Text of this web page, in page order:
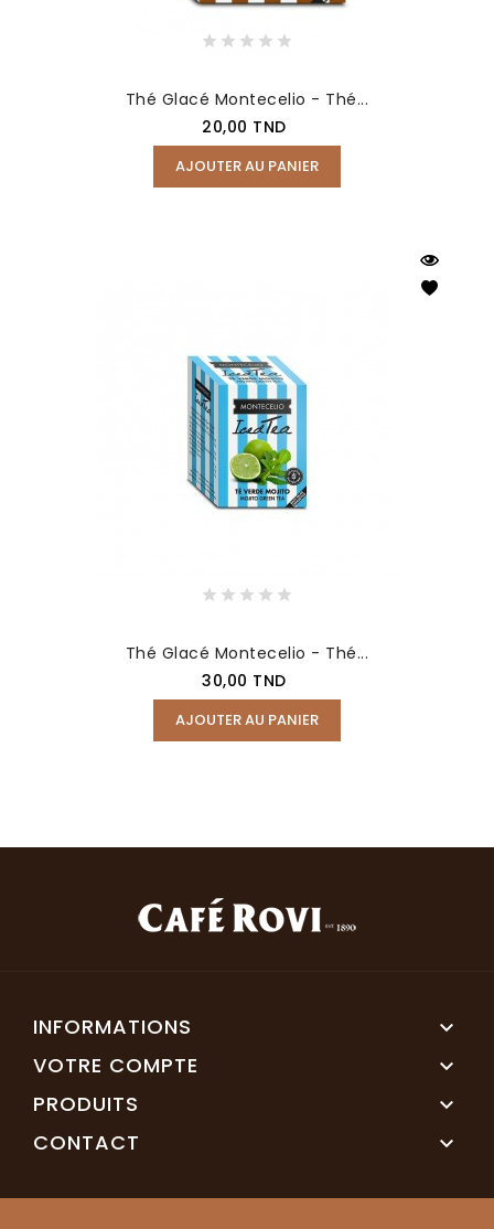
Thé Glacé Montecelio - Thé...
Prix
20,00 TND
AJOUTER AU PANIER
Thé Glacé Montecelio - Thé...
Prix
30,00 TND
AJOUTER AU PANIER
INFORMATIONS 
VOTRE COMPTE 
PRODUITS 
CONTACT 